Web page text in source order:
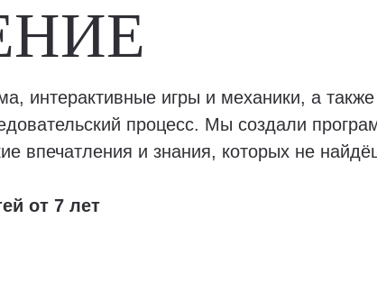
интерактивные игры и механики, а
процесс. Мы создали
впечатления и знания, которых не
от 7 лет